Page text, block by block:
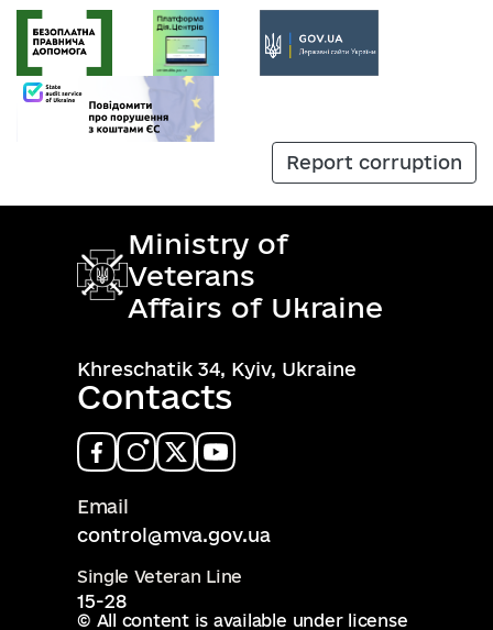
Report corruption
Ministry of
Veterans
Affairs of Ukraine
Khreschatik 34, Kyiv, Ukraine
Contacts
Email
control@mva.gov.ua
Single Veteran Line
15-28
© All content is available under license